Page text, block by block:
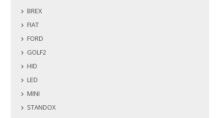
BREX
FIAT
FORD
GOLF2
HID
LED
MINI
STANDOX